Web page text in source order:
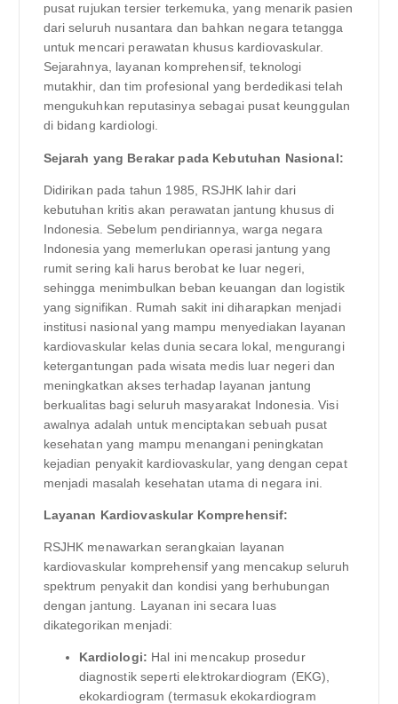
pusat rujukan tersier terkemuka, yang menarik pasien
dari seluruh nusantara dan bahkan negara tetangga
untuk mencari perawatan khusus kardiovaskular.
Sejarahnya, layanan komprehensif, teknologi
mutakhir, dan tim profesional yang berdedikasi telah
mengukuhkan reputasinya sebagai pusat keunggulan
di bidang kardiologi.
Sejarah yang Berakar pada Kebutuhan Nasional:
Didirikan pada tahun 1985, RSJHK lahir dari
kebutuhan kritis akan perawatan jantung khusus di
Indonesia. Sebelum pendiriannya, warga negara
Indonesia yang memerlukan operasi jantung yang
rumit sering kali harus berobat ke luar negeri,
sehingga menimbulkan beban keuangan dan logistik
yang signifikan. Rumah sakit ini diharapkan menjadi
institusi nasional yang mampu menyediakan layanan
kardiovaskular kelas dunia secara lokal, mengurangi
ketergantungan pada wisata medis luar negeri dan
meningkatkan akses terhadap layanan jantung
berkualitas bagi seluruh masyarakat Indonesia. Visi
awalnya adalah untuk menciptakan sebuah pusat
kesehatan yang mampu menangani peningkatan
kejadian penyakit kardiovaskular, yang dengan cepat
menjadi masalah kesehatan utama di negara ini.
Layanan Kardiovaskular Komprehensif:
RSJHK menawarkan serangkaian layanan
kardiovaskular komprehensif yang mencakup seluruh
spektrum penyakit dan kondisi yang berhubungan
dengan jantung. Layanan ini secara luas
dikategorikan menjadi:
Kardiologi: Hal ini mencakup prosedur
diagnostik seperti elektrokardiogram (EKG),
ekokardiogram (termasuk ekokardiogram